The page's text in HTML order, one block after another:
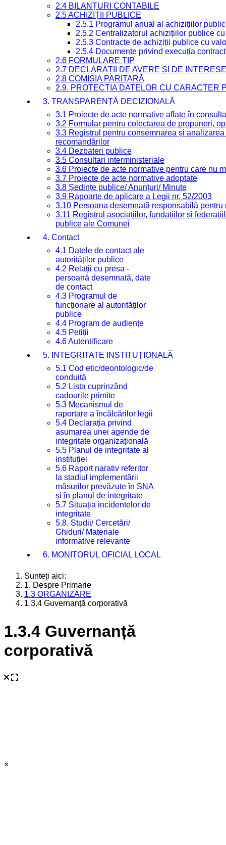
2.4 BILANȚURI CONTABILE
2.5 ACHIZIȚII PUBLICE
2.5.1 Programul anual al achizițiilor
2.5.2 Centralizatorul achizițiilor publice
2.5.3 Contracte de achiziții publice cu
2.5.4 Documente privind execuția
2.6 FORMULARE TIP
2.7 DECLARAȚII DE AVERE ȘI DE INTERESE
2.8 COMISIA PARITARĂ
2.9. PROTECȚIA DATELOR CU CARACTER
3. TRANSPARENȚĂ DECIZIONALĂ
3.1 Proiecte de acte normative aflate în
3.2 Formular pentru colectarea de propuneri,
3.3 Registrul pentru consemnarea și
recomandărilor
3.4 Dezbateri publice
3.5 Consultari interministeriale
3.6 Proiecte de acte normative pentru care nu
3.7 Proiecte de acte normative adoptate
3.8 Ședințe publice/ Anunțuri/ Minute
3.9 Rapoarte de aplicare a Legii nr. 52/2003
3.10 Persoana desemnată responsabilă
3.11 Registrul asociațiilor, fundațiilor și
publice ale Comunei
4. Contact
4.1 Datele de contact ale
autorităților publice
4.2 Relații cu presa -
persoană desemnată, date
de contact
4.3 Programul de
funcționare al autorităților
publice
4.4 Program de audiențe
4.5 Petiții
4.6 Autentificare
5. INTEGRITATE INSTITUȚIONALĂ
5.1 Cod etic/deontologic/de
conduită
5.2 Lista cuprinzând
cadourile primite
5.3 Mecanismul de
raportare a încălcărilor legii
5.4 Declarația privind
asumarea unei agende de
integritate organizațională
5.5 Planul de integritate al
instituției
5.6 Raport narativ referitor
la stadiul implementării
măsurilor prevăzute în SNA
și în planul de integritate
5.7 Situația incidentelor de
integritate
5.8. Studii/ Cercetări/
Ghiduri/ Materiale
informative relevante
6. MONITORUL OFICIAL LOCAL
Sunteți aici:
1. Despre Primarie
1.3 ORGANIZARE
1.3.4 Guvernanță corporativă
1.3.4 Guvernanță
corporativă
×